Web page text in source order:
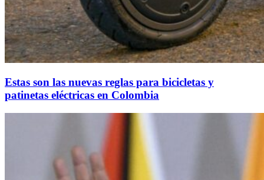
Estas son las nuevas reglas para bicicletas y
patinetas eléctricas en Colombia